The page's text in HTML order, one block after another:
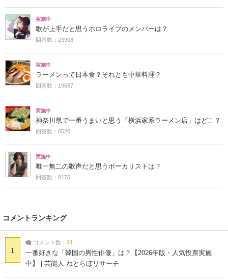
実施中
歌が上手だと思うホロライブのメンバーは？
回答数：23908
実施中
ラーメンって日本食？それとも中華料理？
回答数：19687
実施中
神奈川県で一番うまいと思う「横浜家系ラーメン店」はどこ？
回答数：8520
実施中
唯一無二の歌声だと思うボーカリストは？
回答数：8175
コメントランキング
1
コメント数： 21
一番好きな「韓国の男性俳優」は？【2026年版・人気投票実施
中】 | 芸能人 ねとらぼリサーチ